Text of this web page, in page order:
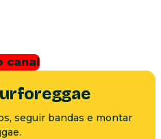
canal
seguir bandas e montar